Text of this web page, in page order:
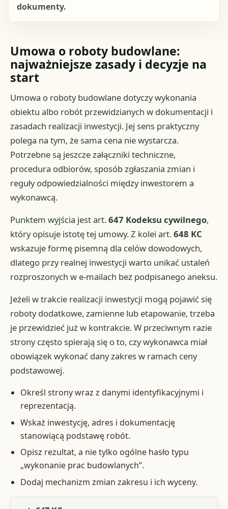
dokumenty.
Umowa o roboty budowlane:
najważniejsze zasady i decyzje na
start
Umowa o roboty budowlane dotyczy wykonania
obiektu albo robót przewidzianych w dokumentacji i
zasadach realizacji inwestycji. Jej sens praktyczny
polega na tym, że sama cena nie wystarcza.
Potrzebne są jeszcze załączniki techniczne,
procedura odbiorów, sposób zgłaszania zmian i
reguły odpowiedzialności między inwestorem a
wykonawcą.
Punktem wyjścia jest art.647 Kodeksu cywilnego,
który opisuje istotę tej umowy. Z kolei art.648 KC
wskazuje formę pisemną dla celów dowodowych,
dlatego przy realnej inwestycji warto unikać ustaleń
rozproszonych w e-mailach bez podpisanego aneksu.
Jeżeli w trakcie realizacji inwestycji mogą pojawić się
roboty dodatkowe, zamienne lub etapowanie, trzeba
je przewidzieć już w kontrakcie. W przeciwnym razie
strony często spierają się o to, czy wykonawca miał
obowiązek wykonać dany zakres w ramach ceny
podstawowej.
Określ strony wraz z danymi identyfikacyjnymi i
reprezentacją.
Wskaż inwestycję, adres i dokumentację
stanowiącą podstawę robót.
Opisz rezultat, a nie tylko ogólne hasło typu
„wykonanie prac budowlanych”.
Dodaj mechanizm zmian zakresu i ich wyceny.